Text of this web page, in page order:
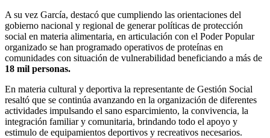
A su vez García, destacó que cumpliendo las orientaciones del
gobierno nacional y regional de generar políticas de protección
social en materia alimentaria, en articulación con el Poder Popular
organizado se han programado operativos de proteínas en
comunidades con situación de vulnerabilidad beneficiando a más de
18 mil personas.
En materia cultural y deportiva la representante de Gestión Social
resaltó que se continúa avanzando en la organización de diferentes
actividades impulsando el sano esparcimiento, la convivencia, la
integración familiar y comunitaria, brindando todo el apoyo y
estimulo de equipamientos deportivos y recreativos necesarios.